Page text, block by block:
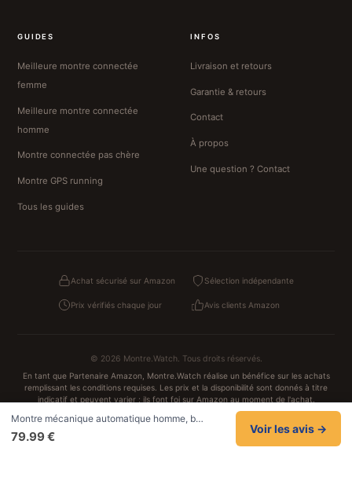
GUIDES
Meilleure montre connectée
femme
Meilleure montre connectée
homme
Montre connectée pas chère
Montre GPS running
Tous les guides
INFOS
Livraison et retours
Garantie & retours
Contact
À propos
Une question ? Contact
Achat sécurisé sur Amazon Sélection indépendante
Prix vérifiés chaque jour Avis clients Amazon
© 2026 Montre.Watch. Tous droits réservés.
En tant que Partenaire Amazon, Montre.Watch réalise un bénéfice sur les achats
remplissant les conditions requises. Les prix et la disponibilité sont donnés à titre
indicatif et peuvent varier ; ils font foi sur Amazon au moment de l'achat.
Achats traités et sécurisés sur Amazon.fr
ConfidentialitéCGVCookiesMentions légales
Montre mécanique automatique homme, b…
79.99 €
Voir les avis →